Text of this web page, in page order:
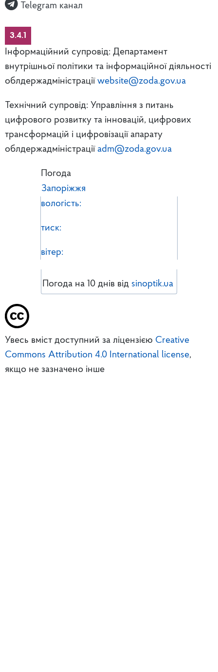
Telegram канал
3.4.1
Інформаційний супровід: Департамент
внутрішньої політики та інформаційної діяльності
облдержадміністрації website@zoda.gov.ua
Технічний супровід: Управління з питань
цифрового розвитку та інновацій, цифрових
трансформацій і цифровізації апарату
облдержадміністрації adm@zoda.gov.ua
Погода
Запоріжжя
вологість:
тиск:
вітер:
Погода на 10 днів від sinoptik.ua
Увесь вміст доступний за ліцензією Creative
Commons Attribution 4.0 International license,
якщо не зазначено інше